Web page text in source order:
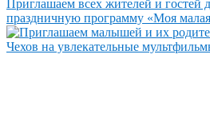
Приглашаем всех жителей и гостей
праздничную программу «Моя